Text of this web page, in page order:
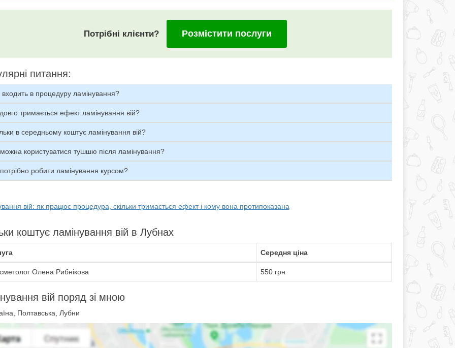
Потрібні клієнти? Розмістити послуги
питання:
в процедуру ламінування?
тримається ефект ламінування вій?
в середньому коштує ламінування вій?
користуватися тушшю після ламінування?
робити ламінування курсом?
вій: як працює процедура, скільки тримається ефект і кому вона протипоказана
коштує ламінування вій в Лубнах
Середня ціна
Олена Рибнікова 550 грн
вій поряд зі мною
Полтавська, Лубни